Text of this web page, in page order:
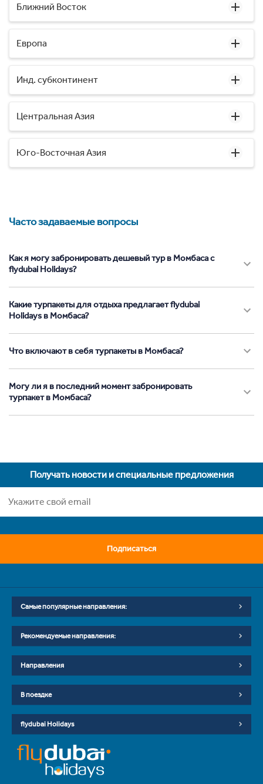
Ближний Восток
Европа
Инд. субконтинент
Центральная Азия
Юго-Восточная Азия
Часто задаваемые вопросы
Как я могу забронировать дешевый тур в Момбаса с
flydubai Holidays?
Какие турпакеты для отдыха предлагает flydubai
Holidays в Момбаса?
Что включают в себя турпакеты в Момбаса?
Могу ли я в последний момент забронировать
турпакет в Момбаса?
Получать новости и специальные предложения
Подписаться
Самые популярные направления:
Рекомендуемые направления:
Направления
В поездке
flydubai Holidays